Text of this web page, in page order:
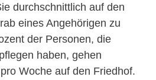
durchschnittlich auf den
eines Angehörigen zu
der Personen, die
haben, gehen
Woche auf den Friedhof.